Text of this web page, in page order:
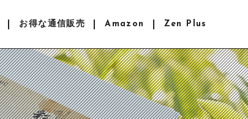
お得な通信販売 Amazon Zen Plus